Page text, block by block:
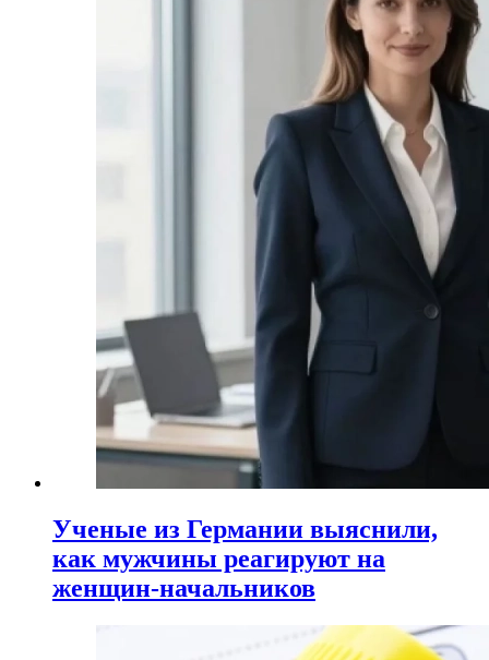
Ученые из Германии выяснили,
как мужчины реагируют на
женщин-начальников